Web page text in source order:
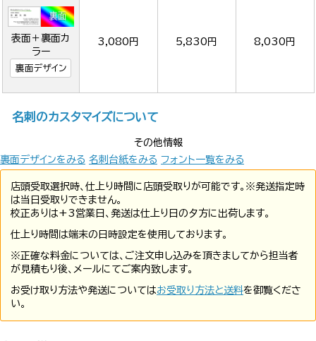
表面＋裏面カ
ラー
裏面デザイン
3,080円 5,830円 8,030円
名刺のカスタマイズについて
その他情報
裏面デザインをみる 名刺台紙をみる フォント一覧をみる
店頭受取選択時、仕上り時間に店頭受取りが可能です。※発送指定時
は当日受取りできません。
校正ありは+3営業日、発送は仕上り日の夕方に出荷します。
仕上り時間は端末の日時設定を使用しております。
※正確な料金については、ご注文申し込みを頂きましてから担当者
が見積もり後、メールにてご案内致します。
お受け取り方法や発送についてはお受取り方法と送料を御覧くださ
い。